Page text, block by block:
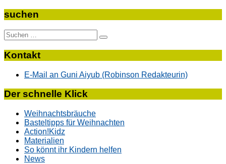
suchen
Suche
nach:
Kontakt
E-Mail an Guni Aiyub (Robinson Redakteurin)
Der schnelle Klick
Weihnachtsbräuche
Basteltipps für Weihnachten
Action!Kidz
Materialien
So könnt ihr Kindern helfen
News